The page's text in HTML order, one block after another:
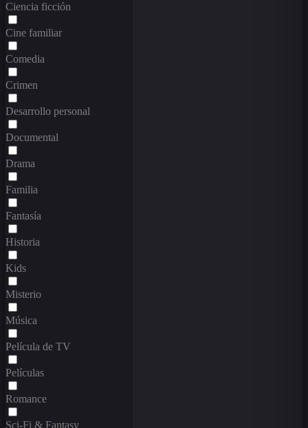
Ciencia ficción
Cine familiar
Comedia
Crimen
Desarrollo personal
Documental
Drama
Familia
Fantasía
Historia
Kids
Misterio
Música
Película de TV
Películas
Romance
Sci-Fi & Fantasy